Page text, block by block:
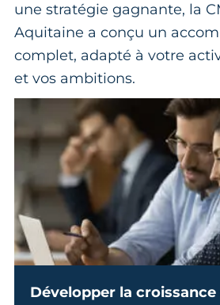
une stratégie gagnante, la
Aquitaine a conçu un
complet, adapté à votre
et vos ambitions.
Développer la